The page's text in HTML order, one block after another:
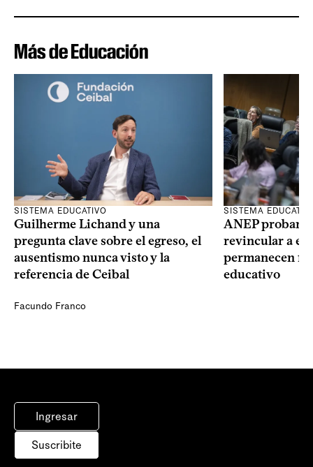
Más de Educación
SISTEMA EDUCATIVO
Guilherme Lichand y una
pregunta clave sobre el egreso, el
ausentismo nunca visto y la
referencia de Ceibal
Facundo Franco
SISTEMA
ANEP probará
revincular a
permanecen
educativo
Ingresar
Suscribite